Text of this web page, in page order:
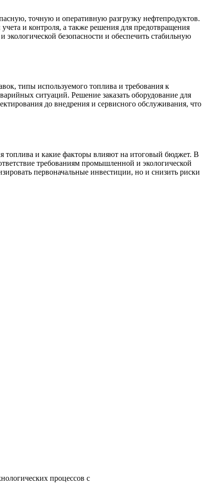
точную и оперативную разгрузку нефтепродуктов.
и контроля, а также решения для предотвращения
безопасности и обеспечить стабильную
типы используемого топлива и требования к
ситуаций. Решение заказать оборудование для
до внедрения и сервисного обслуживания, что
топлива и какие факторы влияют на итоговый бюджет. В
требованиям промышленной и экологической
первоначальные инвестиции, но и снизить риски
процессов с